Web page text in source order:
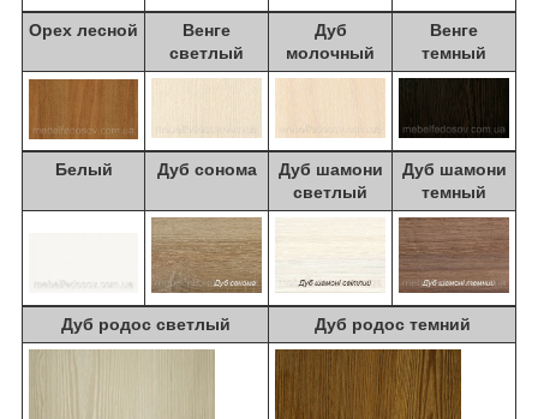
Орех лесной
Венге
светлый
Дуб
молочный
Венге
темный
Белый Дуб сонома
Дуб шамони
светлый
Дуб шамони
темный
Дуб родос светлый Дуб родос темний